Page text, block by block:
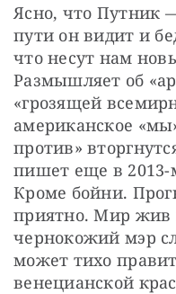
Ясно, что Путник
пути он видит и
что несут нам
Размышляет об
«грозящей
американское
против»
пишет еще в 2013-
Кроме бойни.
приятно. Мир жив
чернокожий мэр
может тихо
венецианской